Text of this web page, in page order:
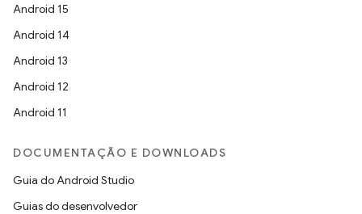
Android 15
Android 14
Android 13
Android 12
Android 11
DOCUMENTAÇÃO E DOWNLOADS
Guia do Android Studio
Guias do desenvolvedor